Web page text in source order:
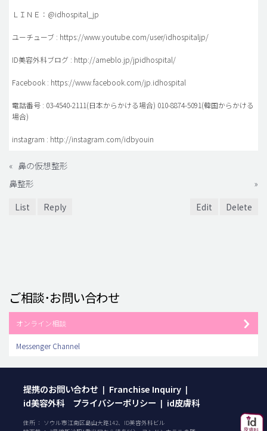
ＬＩＮＥ：@idhospital_jp
ユーチューブ : https://www.youtube.com/user/idhospitaljp/
ID美容外科ブログ : http://ameblo.jp/jpidhospital/
Facebook : https://www.facebook.com/jp.idhospital
電話番号 : 03-4540-2111(日本からかける場合) 010-8874-5091(韓国からかける
場合)
instagram : http://instagram.com/idbyouin
« 鼻の仮想整形
鼻整形
»
List
Reply Edit Delete
ご相談･お問い合わせ
オンライン相談
Messenger Channel
提携のお問い合わせ | Franchise Inquiry |
id美容外科 プライバシーポリシー | id皮膚科
住所 ： ソウル市江南区島山大路142、ID美容外科ビル